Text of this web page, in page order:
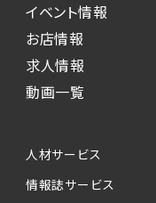
イベント情報
お店情報
求人情報
動画一覧
人材サービス
情報誌サービス